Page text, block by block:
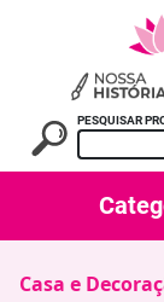
PESQUISAR
Casa e